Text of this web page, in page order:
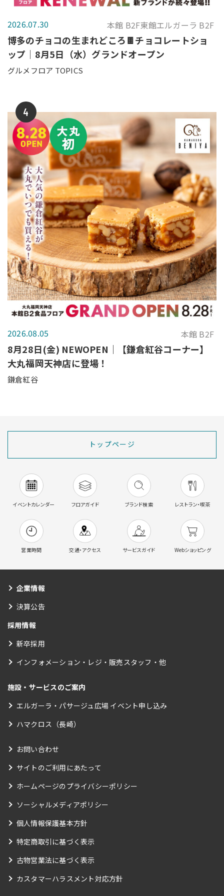
2026.07.30 本館 B2F東館エルガーラ B2F
博多のチョコの生まれどころ🍫チョコレートショ
ップ｜8月5日（水）グランドオープン
グルメフロア TOPICS
4
2026.08.05 本館 B2F
8月28日(金) NEWOPEN｜【鎌倉紅谷コーナー】
大丸福岡天神店に登場！
鎌倉紅谷
トップページ
イベントカレンダー フロアガイド ブランド検索 レストラン・喫茶
営業時間 交通・アクセス サービスガイド Webショッピング
企業情報
決算公告
採用情報
新卒採用
インフォメーション・レジ・販売スタッフ・他
施設・サービスのご案内
エルガーラ・パサージュ広場 イベント申し込み
ハマクロス（長崎）
お問い合わせ
サイトのご利用にあたって
ホームページのプライバシーポリシー
ソーシャルメディアポリシー
個人情報保護基本方針
特定商取引に基づく表示
古物営業法に基づく表示
カスタマーハラスメント対応方針